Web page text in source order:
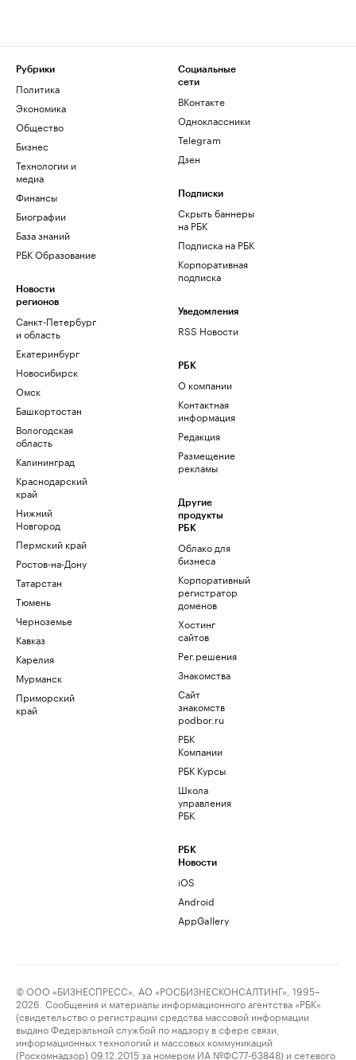
Рубрики
Политика
Экономика
Общество
Бизнес
Технологии и
медиа
Финансы
Биографии
База знаний
РБК Образование
Новости
регионов
Санкт-Петербург
и область
Екатеринбург
Новосибирск
Омск
Башкортостан
Вологодская
область
Калининград
Краснодарский
край
Нижний
Новгород
Пермский край
Ростов-на-Дону
Татарстан
Тюмень
Черноземье
Кавказ
Карелия
Мурманск
Приморский
край
Социальные
сети
ВКонтакте
Одноклассники
Telegram
Дзен
Подписки
Скрыть баннеры
на РБК
Подписка на РБК
Корпоративная
подписка
Уведомления
RSS Новости
РБК
О компании
Контактная
информация
Редакция
Размещение
рекламы
Другие
продукты
РБК
Облако для
бизнеса
Корпоративный
регистратор
доменов
Хостинг
сайтов
Рег.решения
Знакомства
Сайт
знакомств
podbor.ru
РБК
Компании
РБК Курсы
Школа
управления
РБК
РБК
Новости
iOS
Android
AppGallery
© ООО «БИЗНЕСПРЕСС», АО «РОСБИЗНЕСКОНСАЛТИНГ», 1995–
2026. Сообщения и материалы информационного агентства «РБК»
(свидетельство о регистрации средства массовой информации
выдано Федеральной службой по надзору в сфере связи,
информационных технологий и массовых коммуникаций
(Роскомнадзор) 09.12.2015 за номером ИА №ФС77-63848) и сетевого